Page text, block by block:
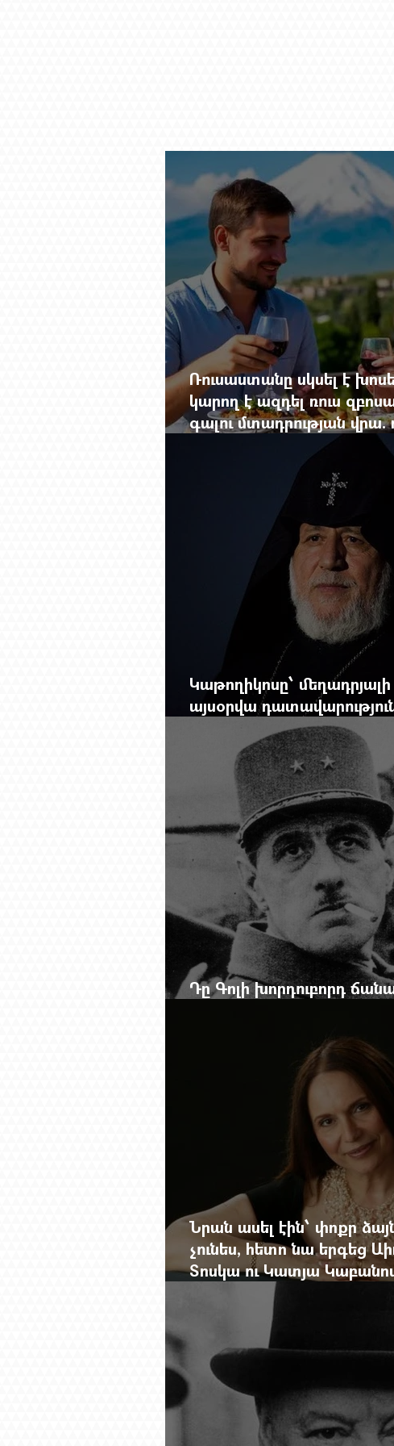
Ռուսաստանը սկսել է
կարող է ազդել ռուս
գալու մտադրության
խորանալ հայ-ռուսական
Կաթողիկոսը՝
այսօրվա
Mag.-ի մեծ ռեպորտաժը
Դը Գոլի խորդուբորդ
Նրան ասել էին՝ փոքր
չունես, հետո նա երգեց
Տոսկա ու Կատյա
Մանսուրյանը 80 տարեկան